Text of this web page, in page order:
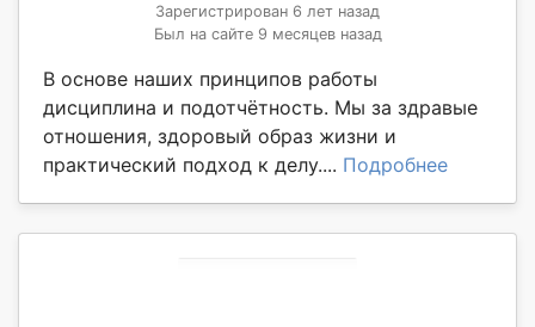
Зарегистрирован 6 лет назад
Был на сайте 9 месяцев назад
В основе наших принципов работы
дисциплина и подотчётность. Мы за здравые
отношения, здоровый образ жизни и
практический подход к делу.... Подробнее